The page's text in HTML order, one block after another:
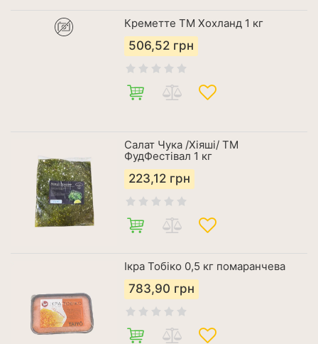
Креметте ТМ Хохланд 1 кг
506,52 грн
Салат Чука /Хіяші/ ТМ
ФудФестівал 1 кг
223,12 грн
Ікра Тобіко 0,5 кг помаранчева
783,90 грн